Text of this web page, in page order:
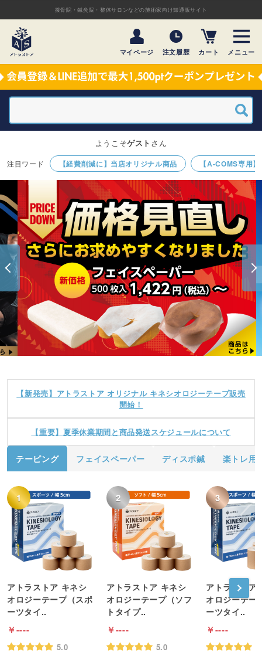
接骨院・鍼灸院・整体サロンなどの施術家向け卸通販サイト
マイページ 注文履歴 カート メニュー
【経費削減に】当店オリジナル商品 【A-COMS専用
ようこそゲスト さん
【新発売】アトラストア オリジナル キネシオロジーテープ販売
開始！
【重要】夏季休業期間と商品発送スケジュールについて
テーピング フェイスペーパー ディスポ鍼 楽トレ用
アトラストア キネシ
オロジーテープ（スポ
ーツタイ..
----
5.0
アトラストア キネシ
オロジーテープ（ソフ
トタイプ..
----
5.0
アトラストア
オロジーテー
ーツタイ..
----